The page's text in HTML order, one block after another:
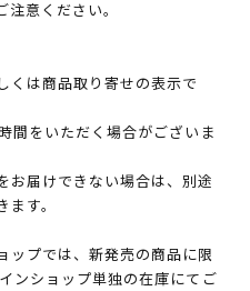
意ください。
は商品取り寄せの表示で
間をいただく場合がございま
お届けできない場合は、別途
す。
ップでは、新発売の商品に限
ンショップ単独の在庫にてご